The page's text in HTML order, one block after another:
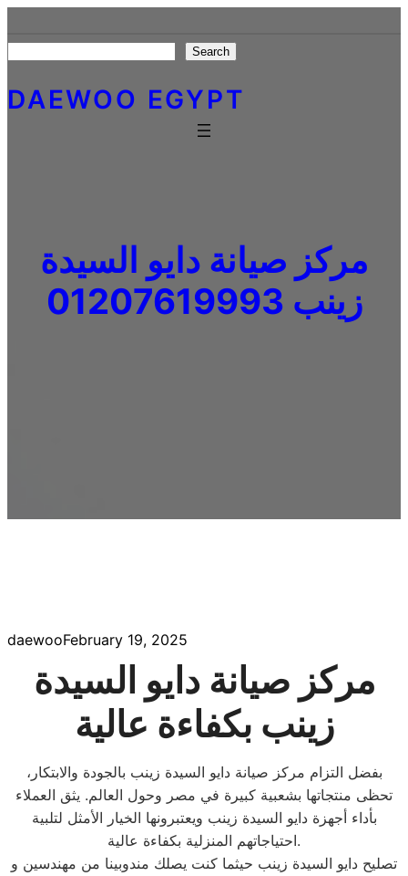
to
content
Search
DAEWOO EGYPT
مركز صيانة دايو السيدة
زينب 01207619993
daewooFebruary 19, 2025
مركز صيانة دايو السيدة
زينب بكفاءة عالية
بفضل التزام مركز صيانة دايو السيدة زينب بالجودة والابتكار،
تحظى منتجاتها بشعبية كبيرة في مصر وحول العالم. يثق العملاء
بأداء أجهزة دايو السيدة زينب ويعتبرونها الخيار الأمثل لتلبية
احتياجاتهم المنزلية بكفاءة عالية.
تصليح دايو السيدة زينب حيثما كنت يصلك مندوبينا من مهندسين و